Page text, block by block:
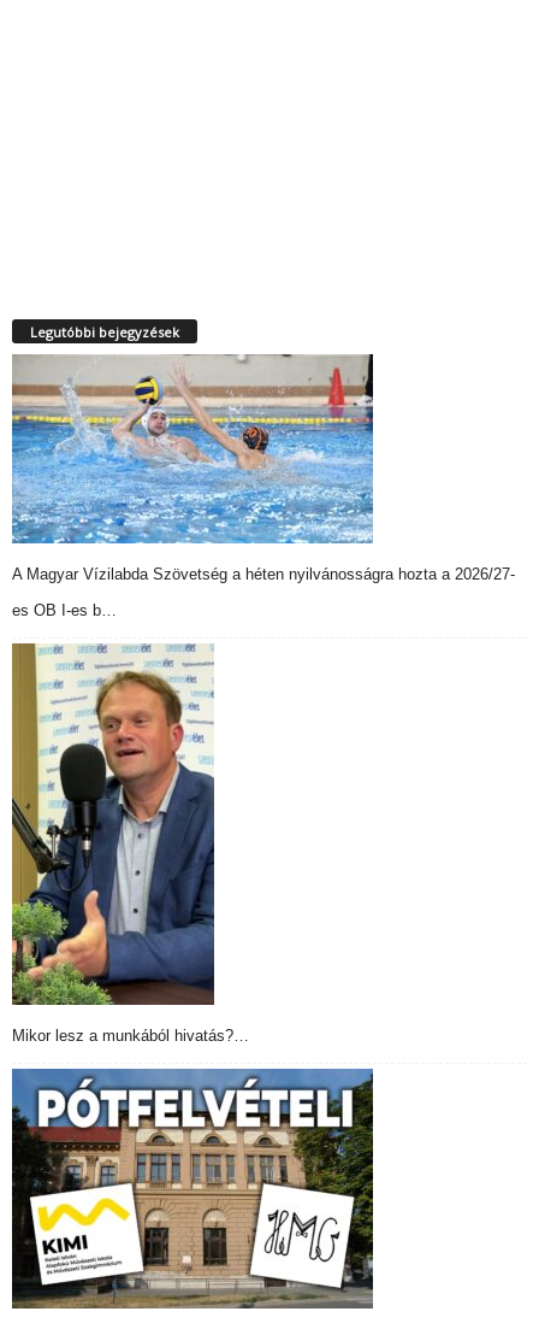
Legutóbbi bejegyzések
A Magyar Vízilabda Szövetség a héten nyilvánosságra hozta a 2026/27-
es OB I-es b…
Mikor lesz a munkából hivatás?…